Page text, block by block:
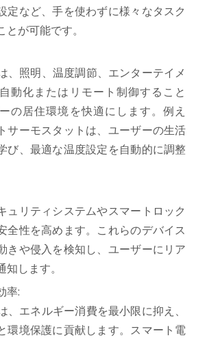
定など、手を使わずに様々なタスク
とが可能です。
、照明、温度調節、エンターテイメ
動化またはリモート制御すること
の居住環境を快適にします。例え
サーモスタットは、ユーザーの生活
び、最適な温度設定を自動的に調整
ュリティシステムやスマートロック
全性を高めます。これらのデバイス
きや侵入を検知し、ユーザーにリア
します。
率:
、エネルギー消費を最小限に抑え、
環境保護に貢献します。スマート電